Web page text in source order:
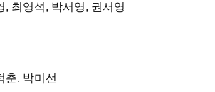
최영석, 박서영, 권서영
춘, 박미선